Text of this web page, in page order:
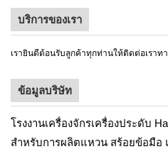
บริการของเรา
เรายินดีต้อนรับลูกค้าทุกท่านให้ติดต่อเราท
ข้อมูลบริษัท
โรงงานเครื่องจักรเครื่องประดับ
สำหรับการผลิตแหวน สร้อยข้อมือ